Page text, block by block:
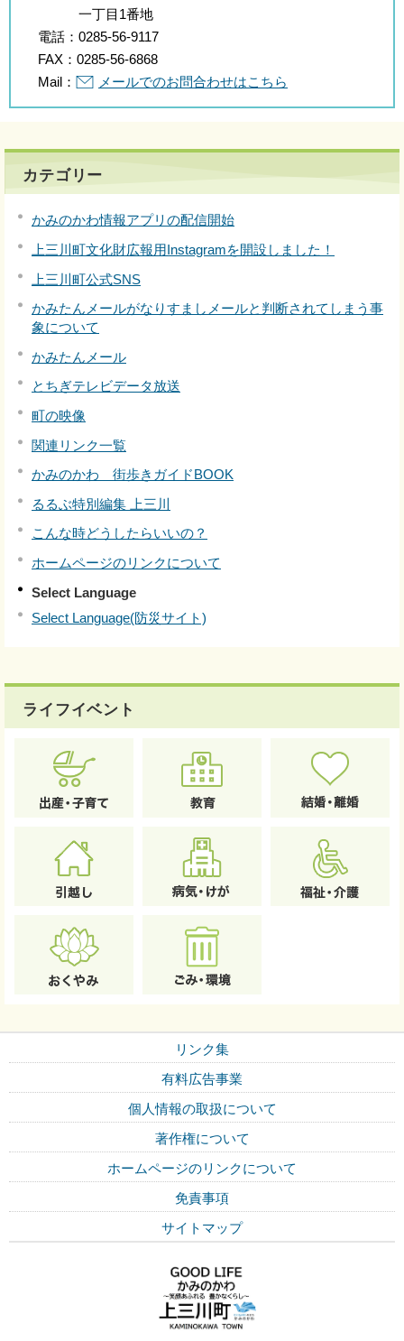
一丁目1番地
電話： 0285-56-9117
FAX： 0285-56-6868
Mail：
メールでのお問合わせはこちら
カテゴリー
かみのかわ情報アプリの配信開始
上三川町文化財広報用Instagramを開設しました！
上三川町公式SNS
かみたんメールがなりすましメールと判断されてしまう事
象について
かみたんメール
とちぎテレビデータ放送
町の映像
関連リンク一覧
かみのかわ 街歩きガイドBOOK
るるぶ特別編集 上三川
こんな時どうしたらいいの？
ホームページのリンクについて
Select Language
Select Language(防災サイト)
ライフイベント
リンク集
有料広告事業
個人情報の取扱について
著作権について
ホームページのリンクについて
免責事項
サイトマップ